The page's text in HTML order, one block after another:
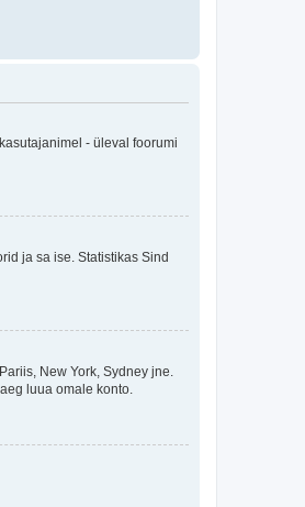
- üleval foorumi
ja sa ise. Statistikas Sind
New York, Sydney jne.
luua omale konto.